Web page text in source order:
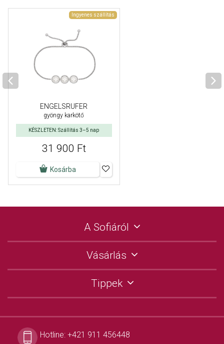
Ingyenes szállítás
ENGELSRUFER
gyöngy karkötő
KÉSZLETEN: Szállítás 3–5 nap
31 900 Ft
Kosárba
A Sofiáról
Vásárlás
Tippek
Hotline: +421 911 456448